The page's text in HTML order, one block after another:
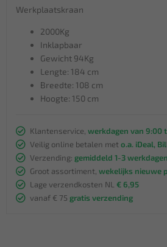
Werkplaatskraan
2000Kg
Inklapbaar
Gewicht 94Kg
Lengte: 184 cm
Breedte: 108 cm
Hoogte: 150 cm
Klantenservice, werkdagen van 9:00
Veilig online betalen met o.a. iDeal,
Verzending: gemiddeld 1-3 werkdagen
Groot assortiment, wekelijks nieuwe
Lage verzendkosten NL € 6,95
vanaf € 75 gratis verzending